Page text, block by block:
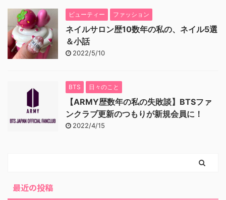
ビューティー ファッション
ネイルサロン歴10数年の私の、ネイル5選
＆小話
2022/5/10
BTS 日々のこと
【ARMY歴数年の私の失敗談】BTSファ
ンクラブ更新のつもりが新規会員に！
2022/4/15
最近の投稿